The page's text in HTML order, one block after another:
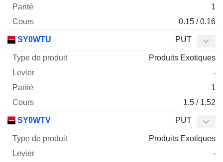
1
0.15 / 0.16
SY0WTU PUT
Produits Exotiques
-
1
1.5 / 1.52
SY0WTV PUT
Produits Exotiques
-